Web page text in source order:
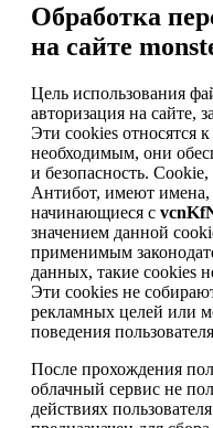
Обработка
на сайте
Цель использования
авторизация на сайте,
Эти cookies относятся
необходимым, они
и безопасность.
Антибот, имеют
начинающиеся с
значением данной
применимым
данных, такие cookies
Эти cookies не
рекламных целей или
поведения
После прохождения
облачный сервис не
действиях